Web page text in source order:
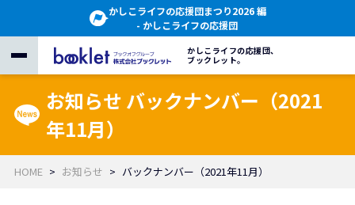
かしこライフの応援団まつり2026 編
- かしこライフの応援団
かしこライフの応援団、
ブックレット。
お知らせ バックナンバー（2021
年11月）
HOME お知らせ バックナンバー（2021年11月）